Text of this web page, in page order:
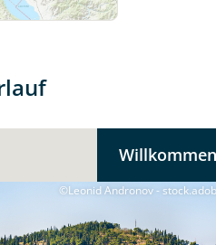
©Leonid Andronov -
Anfrage
Dank für Ihre
Wir prüfen die Verfügbarkeit
Daten